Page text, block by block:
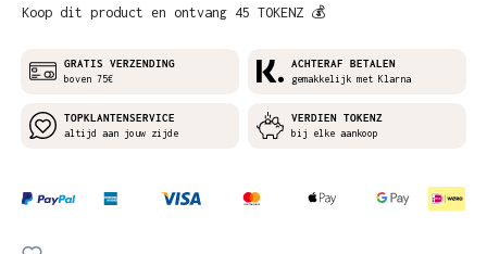
Koop dit product en ontvang 45 TOKENZ 💰
GRATIS VERZENDING
boven 75€
ACHTERAF BETALEN
gemakkelijk met Klarna
TOPKLANTENSERVICE
altijd aan jouw zijde
VERDIEN TOKENZ
bij elke aankoop